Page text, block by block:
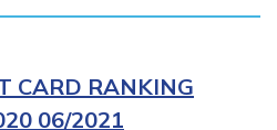
CARD RANKING
06/2021